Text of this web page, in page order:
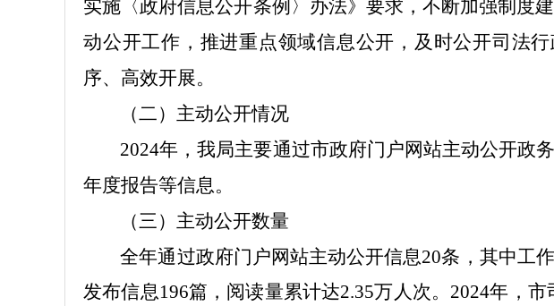
实施〈政府信息公开条例〉办法》要求，不断加强制度
动公开工作，推进重点领域信息公开，及时公开司法
序、高效开展。
（二）主动公开情况
2024年，我局主要通过市政府门户网站主动公开政
年度报告等信息。
（三）主动公开数量
全年通过政府门户网站主动公开信息20条，其中工
发布信息196篇，阅读量累计达2.35万人次。 2024年，市